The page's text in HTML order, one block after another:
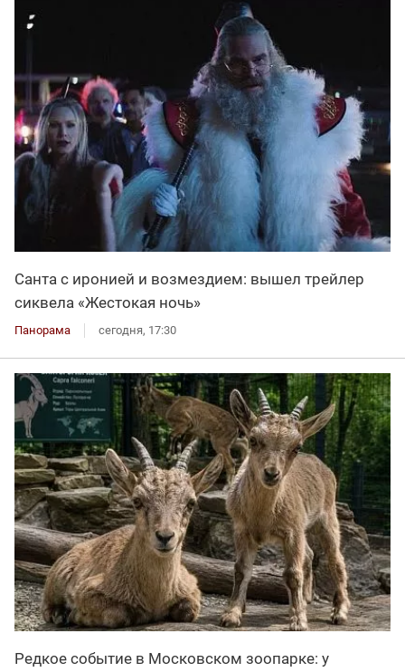
Санта с иронией и возмездием: вышел трейлер
сиквела «Жестокая ночь»
Панорама сегодня, 17:30
Редкое событие в Московском зоопарке: у